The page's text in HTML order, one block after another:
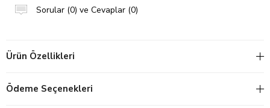
Sorular (0) ve Cevaplar (0)
Ürün Özellikleri
Ödeme Seçenekleri